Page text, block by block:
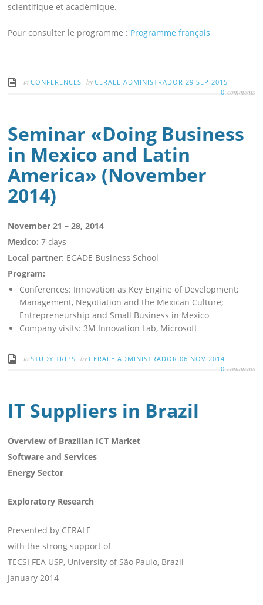
scientifique et académique.
Pour consulter le programme : Programme français
inCONFERENCES byCERALE ADMINISTRADOR 29 SEP 2015
0 comments
Seminar «Doing Business
in Mexico and Latin
America» (November
2014)
November 21 – 28, 2014
Mexico:7 days
Local partner: EGADE Business School
Program:
Conferences: Innovation as Key Engine of Development;
Management, Negotiation and the Mexican Culture;
Entrepreneurship and Small Business in Mexico
Company visits: 3M Innovation Lab, Microsoft
inSTUDY TRIPS byCERALE ADMINISTRADOR06 NOV 2014
0 comments
IT Suppliers in Brazil
Overview of Brazilian ICT Market
Software and Services
Energy Sector
Exploratory Research
Presented by CERALE
with the strong support of
TECSI FEA USP, University of São Paulo, Brazil
January 2014